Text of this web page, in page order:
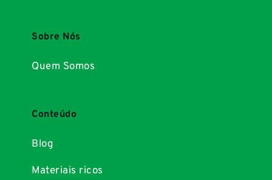
Sobre Nós
Quem Somos
Conteúdo
Blog
Materiais ricos